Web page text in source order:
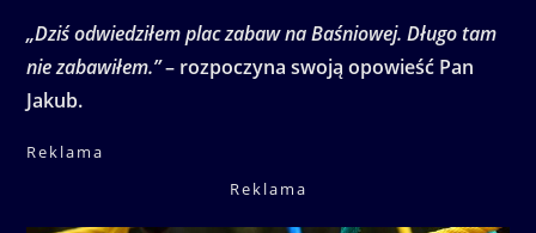
„Dziś odwiedziłem plac zabaw na Baśniowej. Długo tam
nie zabawiłem.”– rozpoczyna swoją opowieść Pan
Jakub.
Reklama
Reklama